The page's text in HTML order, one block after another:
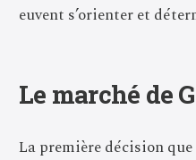
euvent s’orienter et
Le marché de
La première décision